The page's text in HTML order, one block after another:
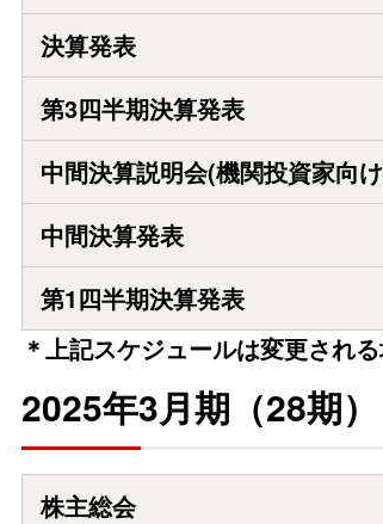
決算発表
第3四半期決算発表
中間決算説明会(機関投資家向
中間決算発表
第1四半期決算発表
＊上記スケジュールは変更され
2025年3月期（28期）
株主総会